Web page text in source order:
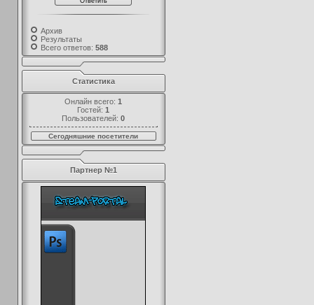
Архив
Результаты
Всего ответов: 588
Статистика
Онлайн всего: 1
Гостей: 1
Пользователей: 0
Сегодняшние посетители
Партнер №1